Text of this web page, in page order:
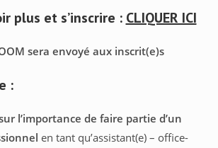
plus et s’inscrire : CLIQUER ICI
sera envoyé aux inscrit(e)s
:
l’importance de faire partie d’un
en tant qu’assistant(e) – office-